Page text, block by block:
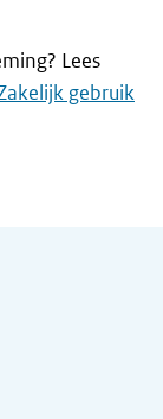
Lees
gebruik